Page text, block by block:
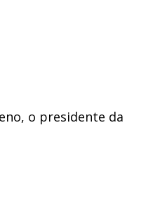
o presidente da